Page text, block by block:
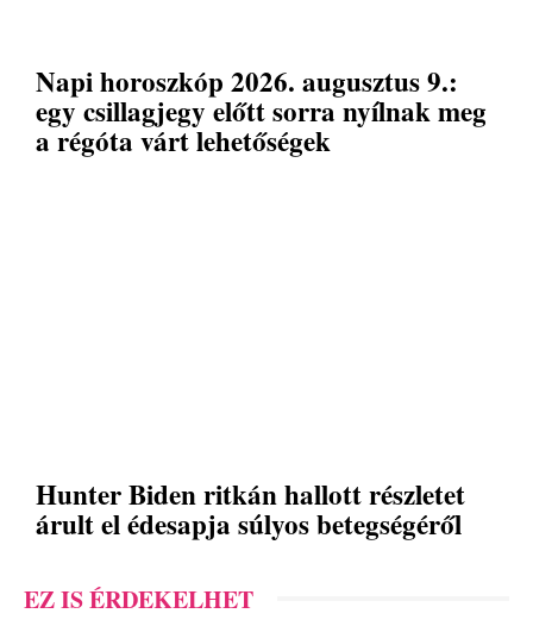
Napi horoszkóp 2026. augusztus 9.:
egy csillagjegy előtt sorra nyílnak meg
a régóta várt lehetőségek
Hunter Biden ritkán hallott részletet
árult el édesapja súlyos betegségéről
EZ IS ÉRDEKELHET